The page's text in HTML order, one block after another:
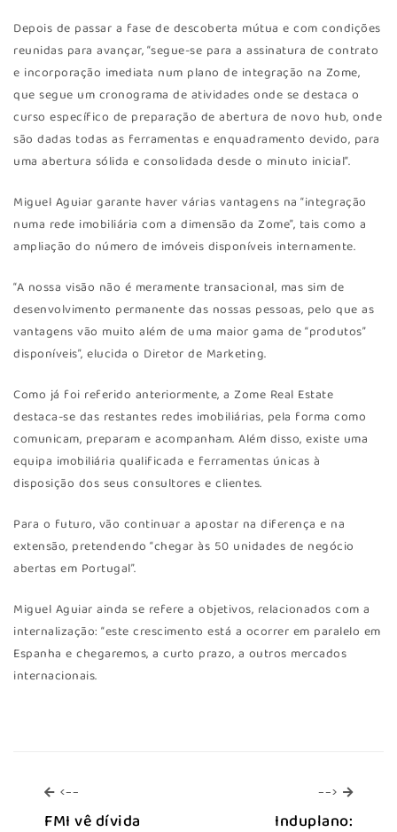
Depois de passar a fase de descoberta mútua e com condições
reunidas para avançar, “segue-se para a assinatura de contrato
e incorporação imediata num plano de integração na Zome,
que segue um cronograma de atividades onde se destaca o
curso específico de preparação de abertura de novo hub, onde
são dadas todas as ferramentas e enquadramento devido, para
uma abertura sólida e consolidada desde o minuto inicial”.
Miguel Aguiar garante haver várias vantagens na “integração
numa rede imobiliária com a dimensão da Zome”, tais como a
ampliação do número de imóveis disponíveis internamente.
“A nossa visão não é meramente transacional, mas sim de
desenvolvimento permanente das nossas pessoas, pelo que as
vantagens vão muito além de uma maior gama de “produtos”
disponíveis”, elucida o Diretor de Marketing.
Como já foi referido anteriormente, a Zome Real Estate
destaca-se das restantes redes imobiliárias, pela forma como
comunicam, preparam e acompanham. Além disso, existe uma
equipa imobiliária qualificada e ferramentas únicas à
disposição dos seus consultores e clientes.
Para o futuro, vão continuar a apostar na diferença e na
extensão, pretendendo “chegar às 50 unidades de negócio
abertas em Portugal”.
Miguel Aguiar ainda se refere a objetivos, relacionados com a
internalização: “este crescimento está a ocorrer em paralelo em
Espanha e chegaremos, a curto prazo, a outros mercados
internacionais.
<--
FMI vê dívida
--> -->
Induplano: